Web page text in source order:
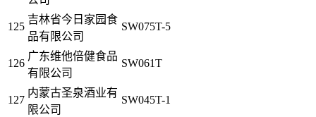
125
吉林省今日家园食
品有限公司
SW075T-5
126
广东维他倍健食品
有限公司
SW061T
127
内蒙古圣泉酒业有
限公司
SW045T-1